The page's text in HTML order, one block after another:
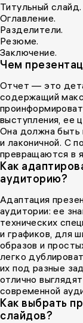
Титульный слайд.
Оглавление.
Разделители.
Резюме.
Заключение.
Чем
Отчет — это
содержащий
выступления, ее
Она должна быть
и лаконичной. С
превращаются в
Как
аудиторию?
Адаптация
аудитории: ее
технических
и графиков, для
образов и
легко
их под разные
отлично
современной
Как выбрать
слайдов?